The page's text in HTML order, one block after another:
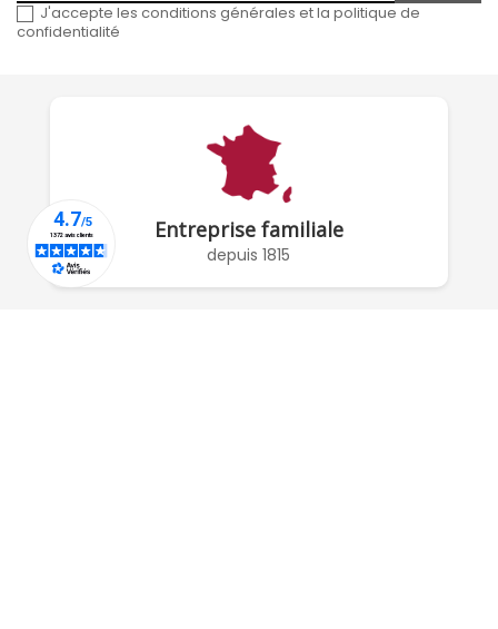
J'accepte les conditions générales et la politique de
confidentialité
Entreprise familiale
depuis 1815